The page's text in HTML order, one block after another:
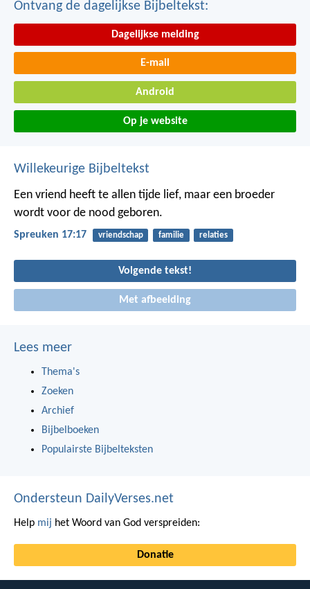
Ontvang de dagelijkse Bijbeltekst:
Dagelijkse melding
E-mail
Android
Op je website
Willekeurige Bijbeltekst
Een vriend heeft te allen tijde lief, maar een broeder
wordt voor de nood geboren.
Spreuken 17:17 vriendschap familie relaties
Volgende tekst!
Met afbeelding
Lees meer
Thema's
Zoeken
Archief
Bijbelboeken
Populairste Bijbelteksten
Ondersteun DailyVerses.net
Help mij het Woord van God verspreiden:
Donatie